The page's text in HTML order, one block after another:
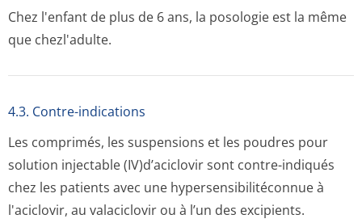
Chez l'enfant de plus de 6 ans, la posologie est la même
que chezl'adulte.
4.3. Contre-indications
Les comprimés, les suspensions et les poudres pour
solution injectable (IV)d’aciclovir sont contre-indiqués
chez les patients avec une hypersensibili­téconnue à
l'aciclovir, au valaciclovir ou à l’un des excipients.